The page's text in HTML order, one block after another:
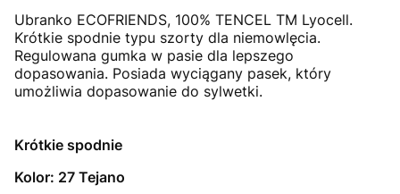
Ubranko ECOFRIENDS, 100% TENCEL TM Lyocell.
Krótkie spodnie typu szorty dla niemowlęcia.
Regulowana gumka w pasie dla lepszego
dopasowania. Posiada wyciągany pasek, który
umożliwia dopasowanie do sylwetki.
Krótkie spodnie
Kolor: 27 Tejano